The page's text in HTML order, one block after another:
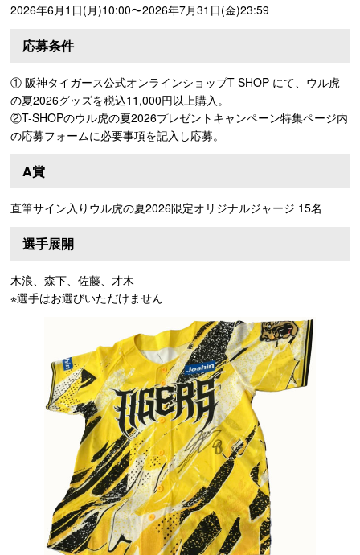
2026年6月1日(月)10:00〜2026年7月31日(金)23:59
応募条件
① 阪神タイガース公式オンラインショップT-SHOP にて、ウル虎
の夏2026グッズを税込11,000円以上購入。
②T-SHOPのウル虎の夏2026プレゼントキャンペーン特集ページ内
の応募フォームに必要事項を記入し応募。
A賞
直筆サイン入りウル虎の夏2026限定オリジナルジャージ 15名
選手展開
木浪、森下、佐藤、才木
※選手はお選びいただけません